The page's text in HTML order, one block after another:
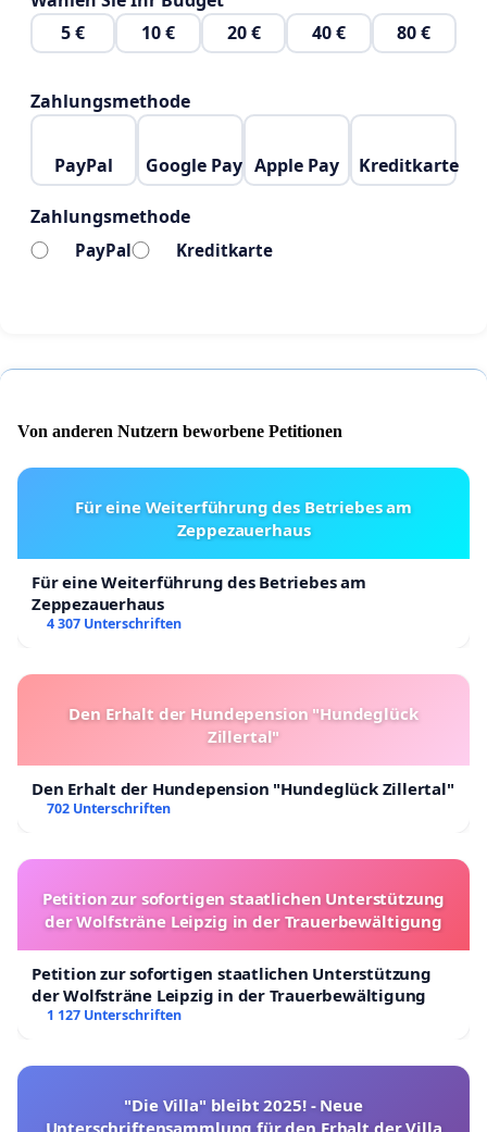
5 €
10 € 20 € 40 € 80 €
Zahlungsmethode
PayPal Google Pay Apple Pay Kreditkarte
Zahlungsmethode
PayPal Kreditkarte
Von anderen Nutzern beworbene Petitionen
Für eine Weiterführung des Betriebes am
Zeppezauerhaus
Für eine Weiterführung des Betriebes am
Zeppezauerhaus
4 307 Unterschriften
Den Erhalt der Hundepension "Hundeglück
Zillertal"
Den Erhalt der Hundepension "Hundeglück Zillertal"
702 Unterschriften
Petition zur sofortigen staatlichen Unterstützung
der Wolfsträne Leipzig in der Trauerbewältigung
Petition zur sofortigen staatlichen Unterstützung
der Wolfsträne Leipzig in der Trauerbewältigung
1 127 Unterschriften
"Die Villa" bleibt 2025! - Neue
Unterschriftensammlung für den Erhalt der Villa